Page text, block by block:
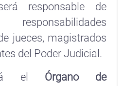
responsable de
jueces, magistrados
del Poder Judicial.
el Órgano de